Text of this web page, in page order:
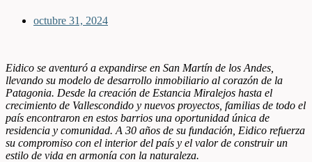
octubre 31, 2024
Eidico se aventuró a expandirse en San Martín de los Andes,
llevando su modelo de desarrollo inmobiliario al corazón de la
Patagonia. Desde la creación de Estancia Miralejos hasta el
crecimiento de Vallescondido y nuevos proyectos, familias de todo el
país encontraron en estos barrios una oportunidad única de
residencia y comunidad. A 30 años de su fundación, Eidico refuerza
su compromiso con el interior del país y el valor de construir un
estilo de vida en armonía con la naturaleza.